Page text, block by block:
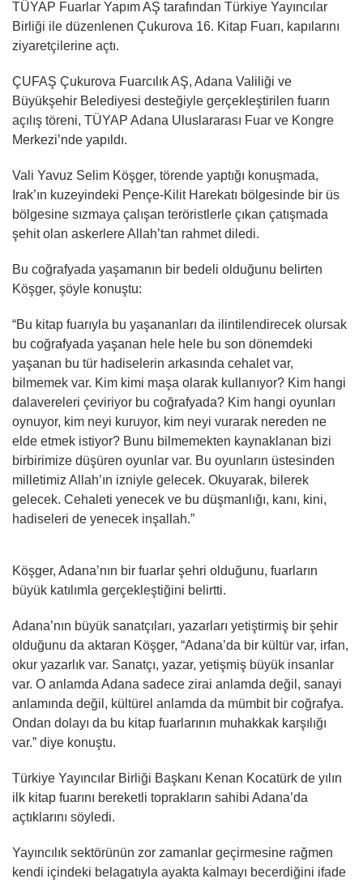
TÜYAP Fuarlar Yapım AŞ tarafından Türkiye Yayıncılar
Birliği ile düzenlenen Çukurova 16. Kitap Fuarı, kapılarını
ziyaretçilerine açtı.
ÇUFAŞ Çukurova Fuarcılık AŞ, Adana Valiliği ve
Büyükşehir Belediyesi desteğiyle gerçekleştirilen fuarın
açılış töreni, TÜYAP Adana Uluslararası Fuar ve Kongre
Merkezi’nde yapıldı.
Vali Yavuz Selim Köşger, törende yaptığı konuşmada,
Irak’ın kuzeyindeki Pençe-Kilit Harekatı bölgesinde bir üs
bölgesine sızmaya çalışan teröristlerle çıkan çatışmada
şehit olan askerlere Allah’tan rahmet diledi.
Bu coğrafyada yaşamanın bir bedeli olduğunu belirten
Köşger, şöyle konuştu:
“Bu kitap fuarıyla bu yaşananları da ilintilendirecek olursak
bu coğrafyada yaşanan hele hele bu son dönemdeki
yaşanan bu tür hadiselerin arkasında cehalet var,
bilmemek var. Kim kimi maşa olarak kullanıyor? Kim hangi
dalavereleri çeviriyor bu coğrafyada? Kim hangi oyunları
oynuyor, kim neyi kuruyor, kim neyi vurarak nereden ne
elde etmek istiyor? Bunu bilmemekten kaynaklanan bizi
birbirimize düşüren oyunlar var. Bu oyunların üstesinden
milletimiz Allah’ın izniyle gelecek. Okuyarak, bilerek
gelecek. Cehaleti yenecek ve bu düşmanlığı, kanı, kini,
hadiseleri de yenecek inşallah.”
Köşger, Adana’nın bir fuarlar şehri olduğunu, fuarların
büyük katılımla gerçekleştiğini belirtti.
Adana’nın büyük sanatçıları, yazarları yetiştirmiş bir şehir
olduğunu da aktaran Köşger, “Adana’da bir kültür var, irfan,
okur yazarlık var. Sanatçı, yazar, yetişmiş büyük insanlar
var. O anlamda Adana sadece zirai anlamda değil, sanayi
anlamında değil, kültürel anlamda da mümbit bir coğrafya.
Ondan dolayı da bu kitap fuarlarının muhakkak karşılığı
var.” diye konuştu.
Türkiye Yayıncılar Birliği Başkanı Kenan Kocatürk de yılın
ilk kitap fuarını bereketli toprakların sahibi Adana’da
açtıklarını söyledi.
Yayıncılık sektörünün zor zamanlar geçirmesine rağmen
kendi içindeki belagatıyla ayakta kalmayı becerdiğini ifade